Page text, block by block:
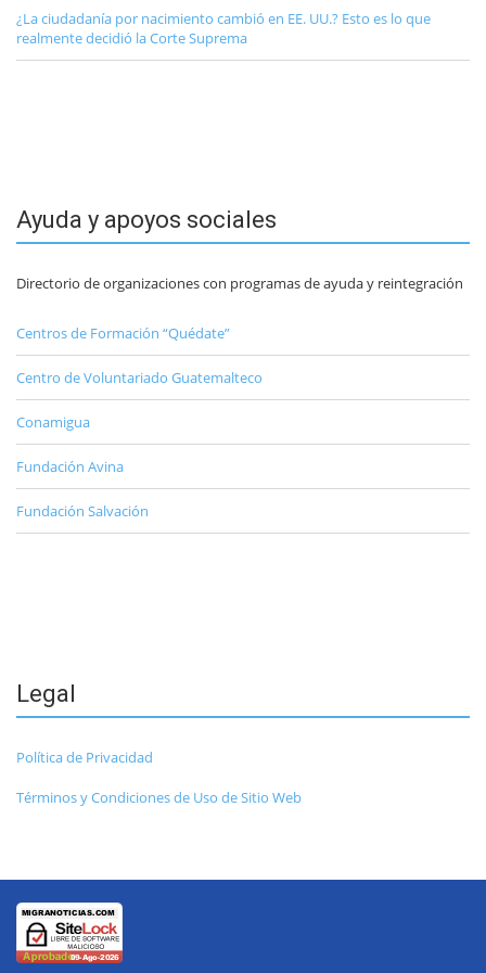
¿La ciudadanía por nacimiento cambió en EE. UU.? Esto es lo que
realmente decidió la Corte Suprema
Ayuda y apoyos sociales
Directorio de organizaciones con programas de ayuda y reintegración
Centros de Formación “Quédate”
Centro de Voluntariado Guatemalteco
Conamigua
Fundación Avina
Fundación Salvación
Legal
Política de Privacidad
Términos y Condiciones de Uso de Sitio Web